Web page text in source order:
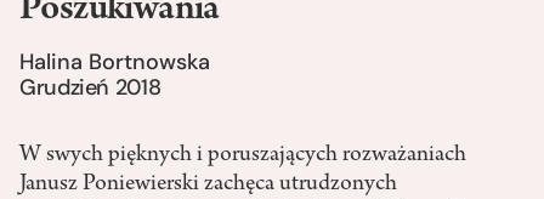
Poszukiwania
Halina Bortnowska
Grudzień 2018
W swych pięknych i poruszających rozważaniach
Janusz Poniewierski zachęca utrudzonych